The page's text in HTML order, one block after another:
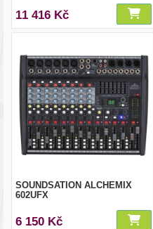
11 416 Kč
SOUNDSATION ALCHEMIX
602UFX
6 150 Kč